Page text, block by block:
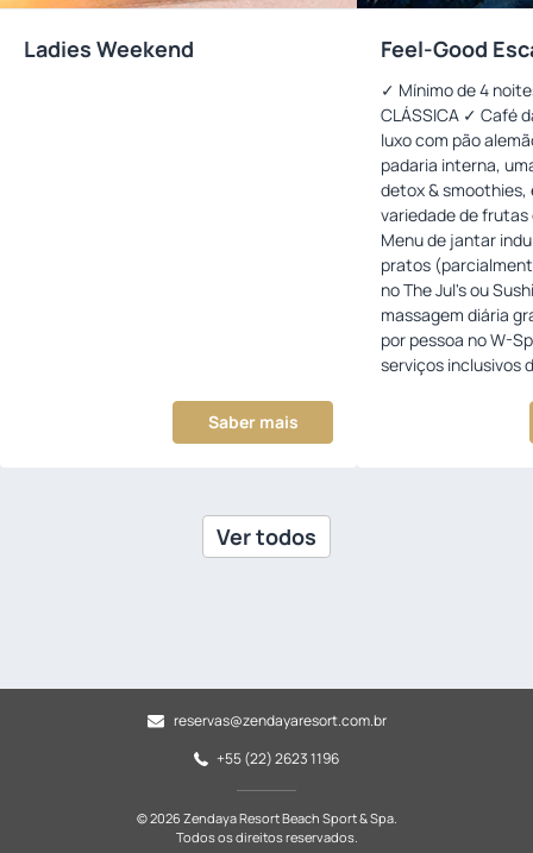
Ladies Weekend
Saber mais
Feel-Good
✓ Mínimo de 4
CLÁSSICA ✓ Café
luxo com pão
padaria interna,
detox & smoothies,
variedade de
Menu de jantar
pratos
no The Jul's ou
massagem diária
por pessoa no W-
serviços inclusivos
Ver todos
reservas@zendayaresort.com.br
+55 (22) 2623 1196
© 2026 Zendaya Resort Beach Sport & Spa.
Todos os direitos reservados.